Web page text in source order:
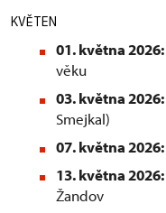
KVĚTEN
01. května 2026:
věku
03. května 2026:
Smejkal)
07. května 2026:
13. května 2026:
Žandov